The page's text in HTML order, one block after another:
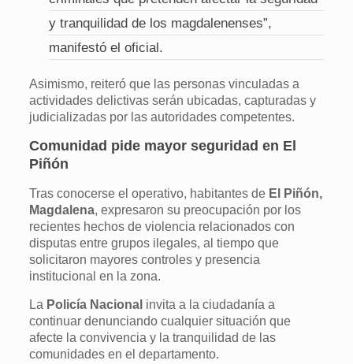
y tranquilidad de los magdalenenses”,
manifestó el oficial.
Asimismo, reiteró que las personas vinculadas a
actividades delictivas serán ubicadas, capturadas y
judicializadas por las autoridades competentes.
Comunidad pide mayor seguridad en El
Piñón
Tras conocerse el operativo, habitantes de El Piñón,
Magdalena, expresaron su preocupación por los
recientes hechos de violencia relacionados con
disputas entre grupos ilegales, al tiempo que
solicitaron mayores controles y presencia
institucional en la zona.
La Policía Nacional invita a la ciudadanía a
continuar denunciando cualquier situación que
afecte la convivencia y la tranquilidad de las
comunidades en el departamento.